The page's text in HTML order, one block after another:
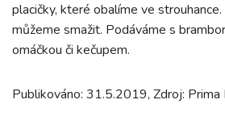
placičky, které obalíme ve
můžeme smažit. Podáváme s
omáčkou či kečupem.
Publikováno: 31.5.2019, Zdroj: